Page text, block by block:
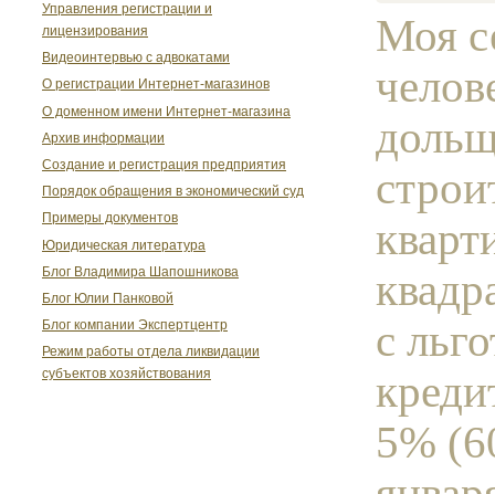
Управления регистрации и
лицензирования
Видеоинтервью с адвокатами
О регистрации Интернет-магазинов
О доменном имени Интернет-магазина
Архив информации
Создание и регистрация предприятия
Порядок обращения в экономический суд
Примеры документов
Юридическая литература
Блог Владимира Шапошникова
Блог Юлии Панковой
Блог компании Экспертцентр
Режим работы отдела ликвидации
субъектов хозяйствования
Моя
с
5%